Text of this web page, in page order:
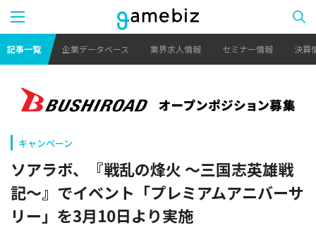
記事一覧 企業データベース 業界求人情報 セミナー情報 決算
キャンペーン
ソアラボ、『戦乱の烽火 ～三国志英雄戦
記～』でイベント「プレミアムアニバーサ
リー」を3月10日より実施